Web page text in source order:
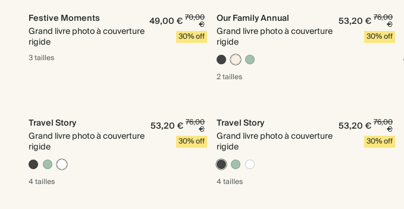
Festive Moments
Grand livre photo à couverture
rigide
49,00 €70,00
€
30% off
3 tailles
Our Family Annual
Grand livre photo à couverture
rigide
53,20 €76,00
€
30% off
2 tailles
Travel Story
Grand livre photo à couverture
rigide
53,20 €76,00
€
30% off
4 tailles
Travel Story
Grand livre photo à couverture
rigide
53,20 €76,00
€
30% off
4 tailles